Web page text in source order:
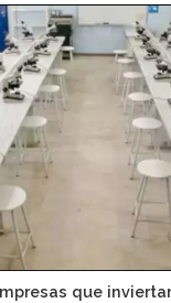
que